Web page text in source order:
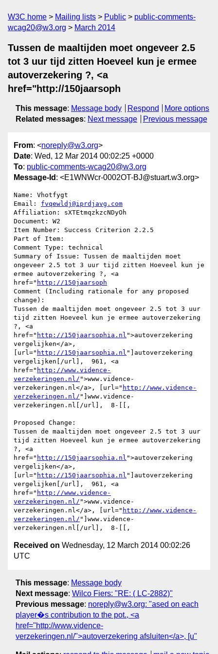
W3C home Mailing lists Public
public-comments-
wcag20@w3.org
March 2014
Tussen de maaltijden moet ongeveer 2.5
tot 3 uur tijd zitten Hoeveel kun je ermee
autoverzekering ?, <a
href="http://150jaarsoph
This message: Message body Respond
More options
Related messages: Next message Previous message
From: <noreply@w3.org>
Date: Wed, 12 Mar 2014 00:02:25 +0000
To: public-comments-wcag20@w3.org
Message-Id : <E1WNWcr-0002OT-BJ@stuart.w3.org>
Name: Vhotfygt
Email: fvqewldj@iprdjavg.com
Affiliation: sXTEtmqzkzcNDyOh
Document: W2
Item Number: Success Criterion 2.2.5
Part of Item:
Comment Type: technical
Summary of Issue: Tussen de maaltijden moet
ongeveer 2.5 tot 3 uur tijd zitten Hoeveel kun je
ermee autoverzekering ?, <a
href=" http://150jaarsoph
Comment (Including rationale for any proposed
change):
Tussen de maaltijden moet ongeveer 2.5 tot 3 uur
tijd zitten Hoeveel kun je ermee autoverzekering
?, <a
href=" http://150jaarsophia.nl ">autoverzekering
vergelijken</a>,
[url=" http://150jaarsophia.nl "]autoverzekering
vergelijken[/url],  961, <a
href=" http://www.vidence-
verzekeringen.nl/ ">www.vidence-
verzekeringen.nl</a>, [url=" http://www.vidence-
verzekeringen.nl/ "]www.vidence-
verzekeringen.nl[/url],  8-[[,
Proposed Change:
Tussen de maaltijden moet ongeveer 2.5 tot 3 uur
tijd zitten Hoeveel kun je ermee autoverzekering
?, <a
href=" http://150jaarsophia.nl ">autoverzekering
vergelijken</a>,
[url=" http://150jaarsophia.nl "]autoverzekering
vergelijken[/url],  961, <a
href=" http://www.vidence-
verzekeringen.nl/ ">www.vidence-
verzekeringen.nl</a>, [url=" http://www.vidence-
verzekeringen.nl/ "]www.vidence-
Received on Wednesday, 12 March 2014 00:02:26
UTC
This message: Message body
Next message: Wilco Fiers: "RE: ( LC-2882)"
Previous message: noreply@w3.org: "ased on each
player�s contribution to the pot., <a
href="http://www.vidence-
verzekeringen.nl/">autoverzekering afsluiten</a>, [u"